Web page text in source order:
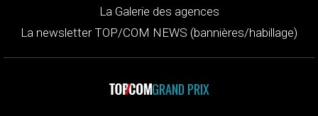
La Galerie des agences
La newsletter TOP/COM NEWS (bannières/habillage)
GRAND PRIX